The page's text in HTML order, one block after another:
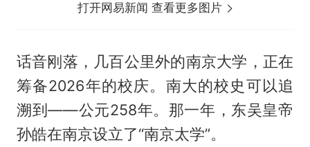
打开网易新闻 查看更多图片
话音刚落，几百公里外的南京大学，正在
筹备2026年的校庆。南大的校史可以追
溯到——公元258年。那一年，东吴皇帝
孙皓在南京设立了“南京太学”。